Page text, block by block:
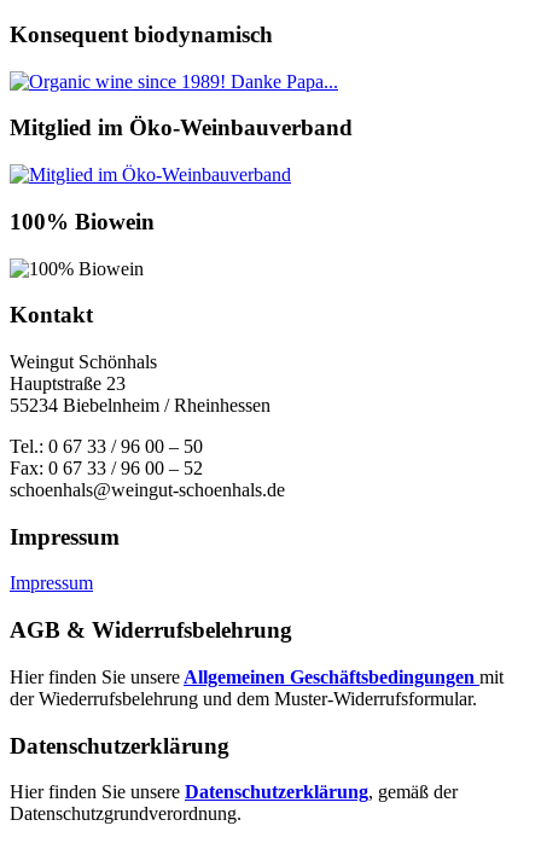
Konsequent biodynamisch
Mitglied im Öko-Weinbauverband
100% Biowein
Kontakt
Weingut Schönhals
Hauptstraße 23
55234 Biebelnheim / Rheinhessen
Tel.: 0 67 33 / 96 00 – 50
Fax: 0 67 33 / 96 00 – 52
schoenhals@weingut-schoenhals.de
Impressum
Impressum
AGB & Widerrufsbelehrung
Hier finden Sie unsere Allgemeinen Geschäftsbedingungen mit
der Wiederrufsbelehrung und dem Muster-Widerrufsformular.
Datenschutzerklärung
Hier finden Sie unsere Datenschutzerklärung, gemäß der
Datenschutzgrundverordnung.